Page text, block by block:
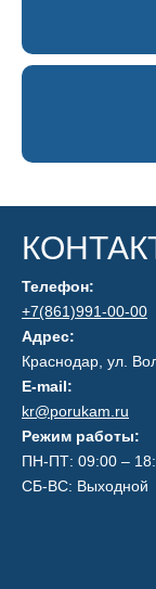
Телефон:
+7(861)991-00-00
Адрес:
Краснодар, ул.
E-mail:
kr@porukam.ru
Режим работы:
ПН-ПТ: 09:00 –
СБ-ВС: Выходной